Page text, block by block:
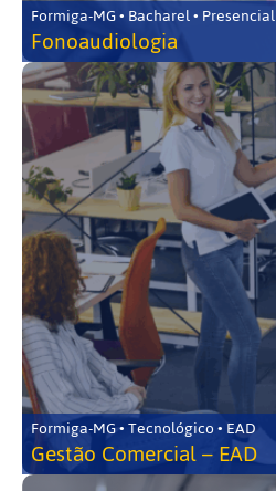
Formiga-MG • Bacharel • Presencial
Fonoaudiologia
Formiga-MG • Tecnológico • EAD
Gestão Comercial – EAD